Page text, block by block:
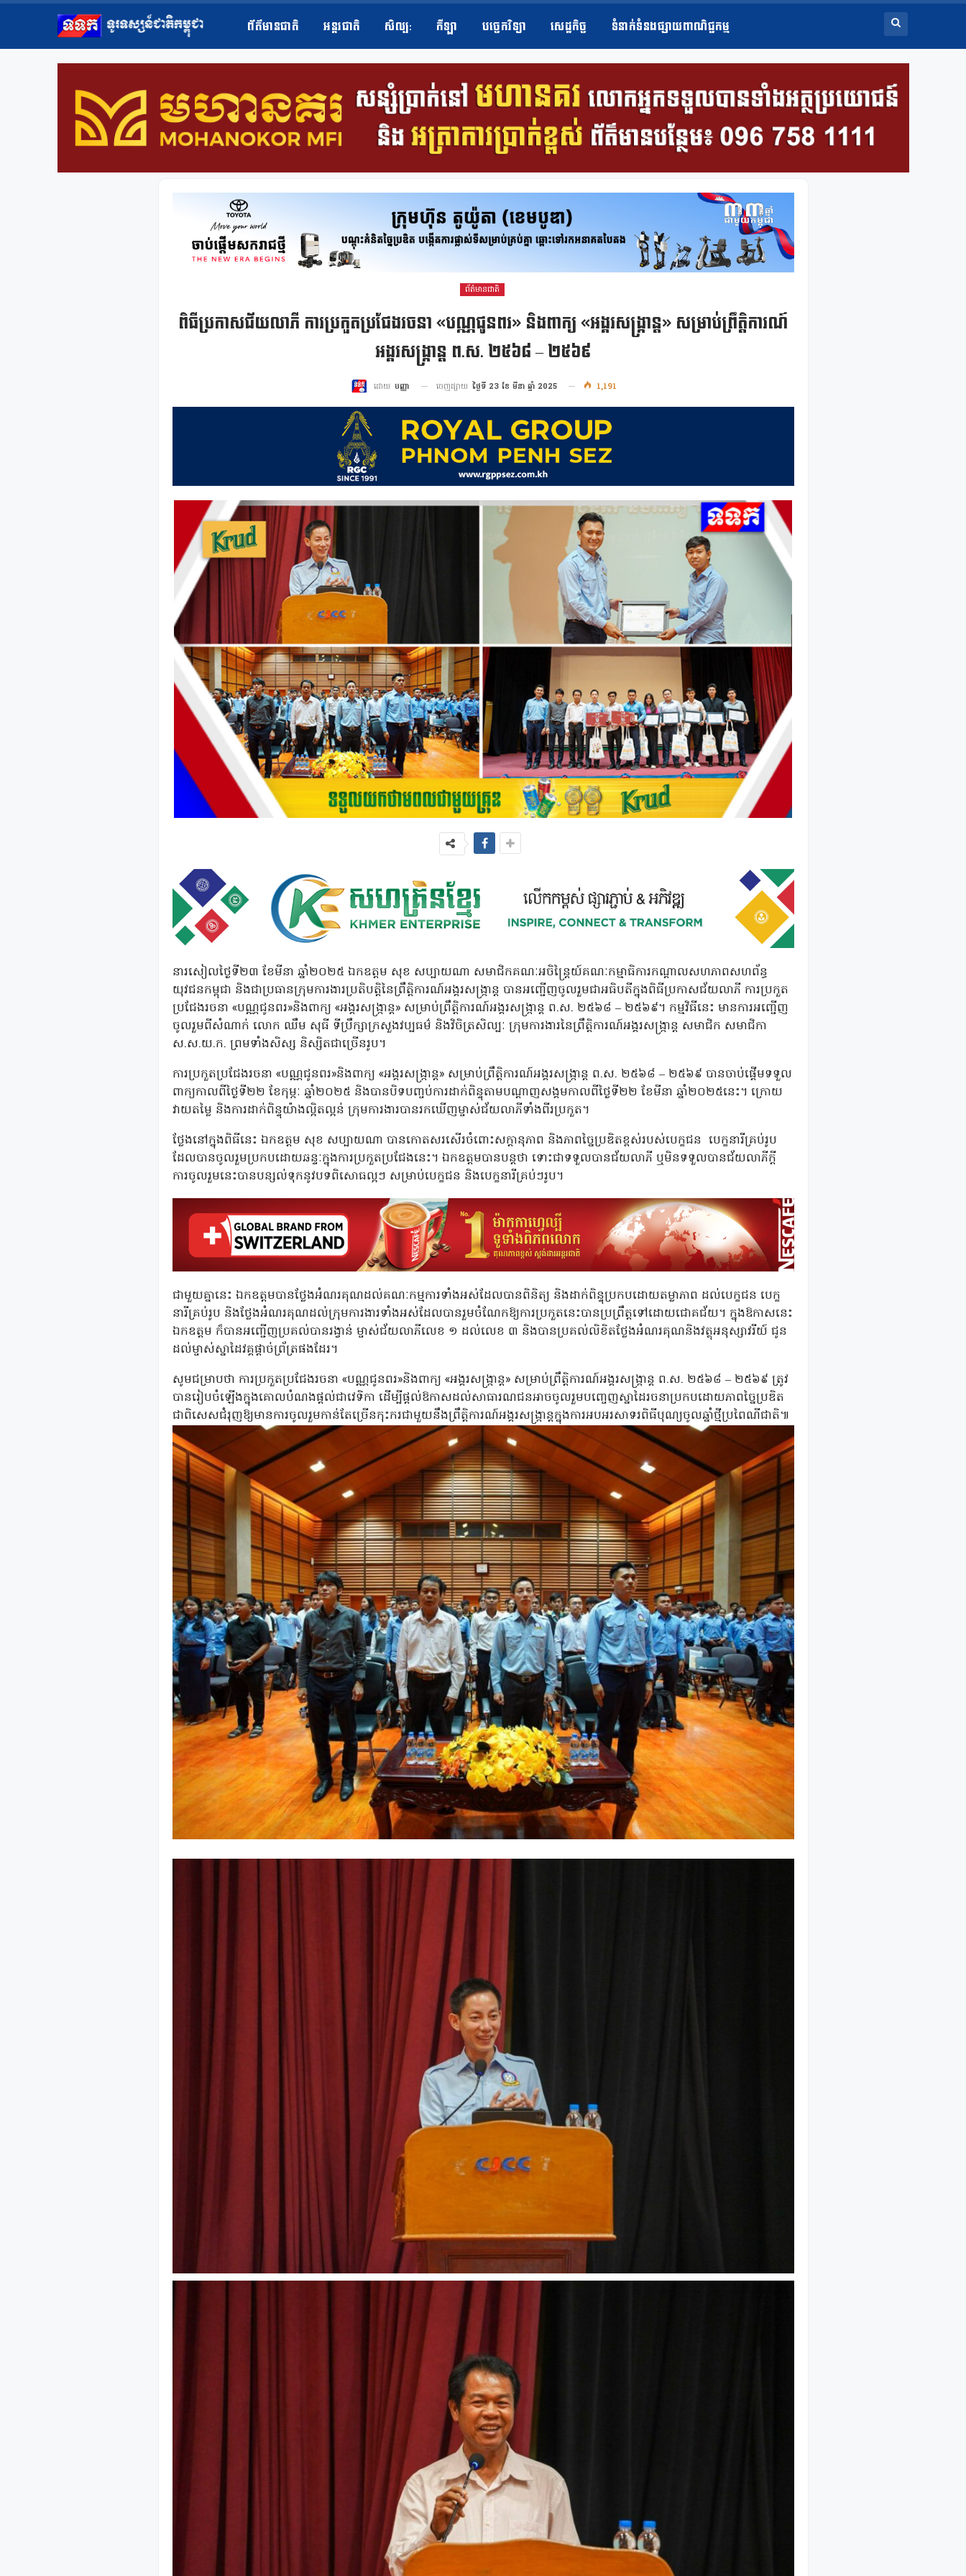
ព័ត៌មានជាតិ អន្តរជាតិ សិល្ប​: កីឡា បច្ចេកវិទ្យា សេដ្ឋកិច្ច ទំនាក់ទំនងផ្សាយពាណិជ្ជកម្ម
ព័ត៌មានជាតិ
ពិធីប្រកាសជ័យលាភី ការប្រកួតប្រជែងរចនា «បណ្ណជូនពរ» និងពាក្យ «អង្គរសង្ក្រាន្ត» សម្រាប់ព្រឹត្តិការណ៍
អង្គរសង្ក្រាន្ត ព.ស. ២៥៦៨ – ២៥៦៩
ដោយ បញ្ញា ចេញផ្សាយ ថ្ងៃទី 23 ខែ មីនា ឆ្នាំ 2025 1,191
នារសៀលថ្ងៃទី២៣ ខែមីនា ឆ្នាំ២០២៥ ឯកឧត្តម សុខ សប្បាយណា សមាជិកគណៈអចិន្ត្រៃយ៍គណៈកម្មាធិការកណ្ដាលសហភាពសហព័ន្ធ
យុវជនកម្ពុជា និងជាប្រធានក្រុមការងារប្រតិបត្តិនៃព្រឹត្តិការណ៍អង្គរសង្ក្រាន្ត បានអញ្ជើញចូលរួមជាអធិបតីក្នុងពិធីប្រកាសជ័យលាភី ការប្រកួត
ប្រជែងរចនា «បណ្ណជូនពរ»និងពាក្យ «អង្គរសង្ក្រាន្ត» សម្រាប់ព្រឹត្តិការណ៍អង្គរសង្ក្រាន្ត ព.ស. ២៥៦៨ – ២៥៦៩។ កម្មវិធីនេះ មានការអញ្ជើញ
ចូលរួមពីសំណាក់ លោក ឈឹម សុធី ទីប្រឹក្សាក្រសួងវប្បធម៌ និងវិចិត្រសិល្បៈ ក្រុមការងារនៃព្រឹត្តិការណ៍អង្គរសង្ក្រាន្ត សមាជិក សមាជិកា
ស.ស.យ.ក. ព្រមទាំងសិស្ស និស្សិតជាច្រើនរូប។
ការប្រកួតប្រជែងរចនា «បណ្ណជូនពរ»និងពាក្យ «អង្គរសង្ក្រាន្ត» សម្រាប់ព្រឹត្តិការណ៍អង្គរសង្ក្រាន្ត ព.ស. ២៥៦៨ – ២៥៦៩ បានចាប់ផ្ដើមទទួល
ពាក្យកាលពីថ្ងៃទី២២ ខែកុម្ភៈ ឆ្នាំ២០២៥ និងបានបិទបញ្ចប់ការដាក់ពិន្ទុតាមបណ្ដាញសង្គមកាលពីថ្ងៃទី២២ ខែមីនា ឆ្នាំ២០២៥នេះ។ ក្រោយ
វាយតម្លៃ និងការដាក់ពិន្ទុយ៉ាងល្អិតល្អន់ ក្រុមការងារបានរកឃើញម្ចាស់ជ័យលាភីទាំងពីរប្រកួត។
ថ្លែងនៅក្នុងពិធីនេះ ឯកឧត្តម សុខ សប្បាយណា បានកោតសរសើរចំពោះសក្តានុភាព និងភាពច្នៃប្រឌិតខ្ពស់របស់បេក្ខជន បេក្ខនារីគ្រប់រូប
ដែលបានចូលរួមប្រកបដោយឆន្ទៈក្នុងការប្រកួតប្រជែងនេះ។ ឯកឧត្តមបានបន្តថា ទោះជាទទួលបានជ័យលាភី ឬមិនទទួលបានជ័យលាភីក្តី
ការចូលរួមនេះបានបន្សល់ទុកនូវបទពិសោធល្អៗ សម្រាប់បេក្ខជន និងបេក្ខនារីគ្រប់ៗរូប។
ជាមួយគ្នានេះ ឯកឧត្តមបានថ្លែងអំណរគុណដល់គណៈកម្មការទាំងអស់ដែលបានពិនិត្យ និងដាក់ពិន្ទុប្រកបដោយតម្លាភាព ដល់បេក្ខជន បេក្ខ
នារីគ្រប់រូប និងថ្លែងអំណរគុណដល់ក្រុមការងារទាំងអស់ដែលបានរួមចំណែកឱ្យការប្រកួតនេះបានប្រព្រឹត្តទៅដោយជោគជ័យ។ ក្នុងឱកាសនេះ
ឯកឧត្តម ក៏បានអញ្ជើញប្រគល់បានរង្វាន់ ម្ចាស់ជ័យលាភីលេខ ១ ដល់លេខ ៣ និងបានប្រគល់លិខិតថ្លែងអំណរគុណនិងវត្ថុអនុស្សាវរីយ៍ ជូន
ដល់ម្ចាស់ស្នាដៃវគ្គផ្ដាច់ព្រ័ត្រផងដែរ។
សូមជម្រាបថា ការប្រកួតប្រជែងរចនា «បណ្ណជូនពរ»និងពាក្យ «អង្គរសង្ក្រាន្ត» សម្រាប់ព្រឹត្តិការណ៍អង្គរសង្ក្រាន្ត ព.ស. ២៥៦៨ – ២៥៦៩ ត្រូវ
បានរៀបចំឡើងក្នុងគោលបំណងផ្ដល់ជាវេទិកា ដើម្បីផ្ដល់ឱកាសដល់សាធារណជនអាចចូលរួមបញ្ចេញស្នាដៃរចនាប្រកបដោយភាពច្នៃប្រឌិត
ជាពិសេសជំរុញឱ្យមានការចូលរួមកាន់តែច្រើនកុះករជាមួយនឹងព្រឹត្តិការណ៍អង្គរសង្ក្រាន្តក្នុងការអបអរសាទរពិធីបុណ្យចូលឆ្នាំថ្មីប្រពៃណីជាតិ៕